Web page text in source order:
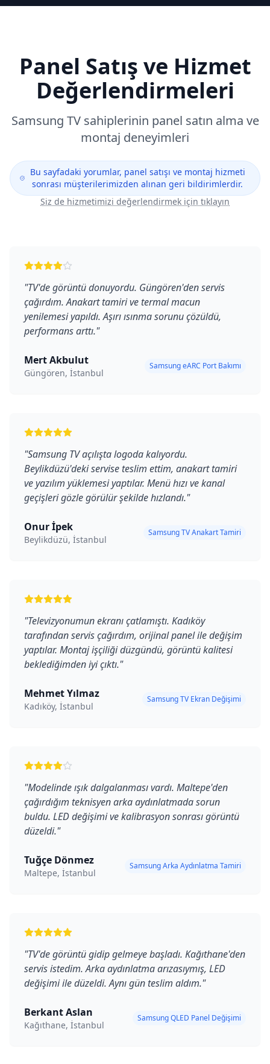
Panel Satış ve Hizmet
Değerlendirmeleri
Samsung TV sahiplerinin panel satın alma ve
montaj deneyimleri
Bu sayfadaki yorumlar, panel satışı ve montaj hizmeti
sonrası müşterilerimizden alınan geri bildirimlerdir.
Siz de hizmetimizi değerlendirmek için tıklayın
"TV'de görüntü donuyordu. Güngören'den servis
çağırdım. Anakart tamiri ve termal macun
yenilemesi yapıldı. Aşırı ısınma sorunu çözüldü,
performans arttı."
Mert Akbulut
Güngören, İstanbul
Samsung eARC Port Bakımı
"Samsung TV açılışta logoda kalıyordu.
Beylikdüzü'deki servise teslim ettim, anakart tamiri
ve yazılım yüklemesi yaptılar. Menü hızı ve kanal
geçişleri gözle görülür şekilde hızlandı."
Onur İpek
Beylikdüzü, İstanbul
Samsung TV Anakart Tamiri
"Televizyonumun ekranı çatlamıştı. Kadıköy
tarafından servis çağırdım, orijinal panel ile değişim
yaptılar. Montaj işçiliği düzgündü, görüntü kalitesi
beklediğimden iyi çıktı."
Mehmet Yılmaz
Kadıköy, İstanbul
Samsung TV Ekran Değişimi
"Modelinde ışık dalgalanması vardı. Maltepe'den
çağırdığım teknisyen arka aydınlatmada sorun
buldu. LED değişimi ve kalibrasyon sonrası görüntü
düzeldi."
Tuğçe Dönmez
Maltepe, İstanbul
Samsung Arka Aydınlatma Tamiri
"TV'de görüntü gidip gelmeye başladı. Kağıthane'den
servis istedim. Arka aydınlatma arızasıymış, LED
değişimi ile düzeldi. Aynı gün teslim aldım."
Berkant Aslan
Kağıthane, İstanbul
Samsung QLED Panel Değişimi